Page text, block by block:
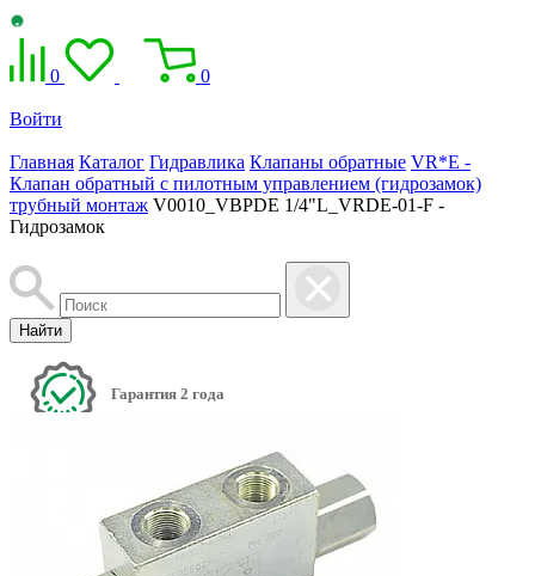
0 0
Войти
Главная Каталог Гидравлика Клапаны обратные VR*E -
Клапан обратный с пилотным управлением (гидрозамок)
трубный монтаж V0010_VBPDE 1/4"L_VRDE-01-F -
Гидрозамок
Найти
Гарантия 2 года